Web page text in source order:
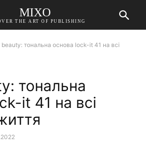
MIXO
THE ART OF PUBLISHING
beauty: тональна основа lock-it 41 на всі
тональна
it 41 на всі